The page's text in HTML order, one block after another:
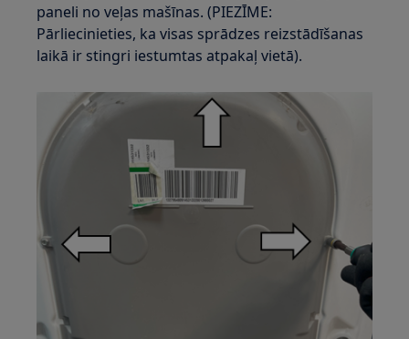
paneli no veļas mašīnas. (PIEZĪME:
Pārliecinieties, ka visas sprādzes reizstādīšanas
laikā ir stingri iestumtas atpakaļ vietā).